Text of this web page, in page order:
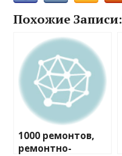
Похожие Записи:
1000 ремонтов,
ремонтно-